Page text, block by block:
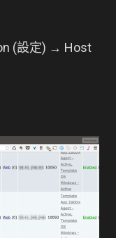
(設定) → Host